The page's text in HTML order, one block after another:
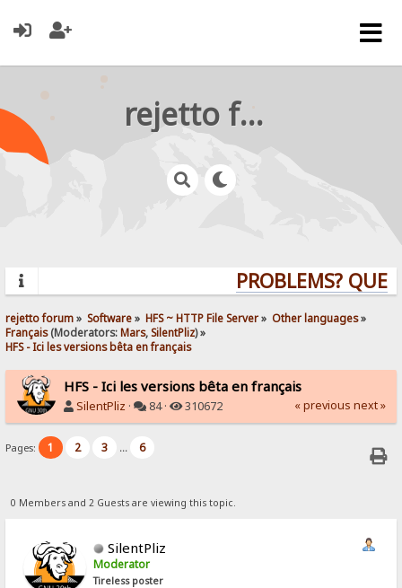
rejetto forum
PROBLEMS?
rejetto forum» Software» HFS ~ HTTP File Server» Other languages»
Français(Moderators:Mars,SilentPliz) »
HFS - Ici les versions bêta en français
HFS - Ici les versions bêta en français
SilentPliz · 84 · 310672 « previous next »
Pages: 1 2 3 ... 6
0 Members and 2 Guests are viewing this topic.
SilentPliz
Moderator
Tireless poster